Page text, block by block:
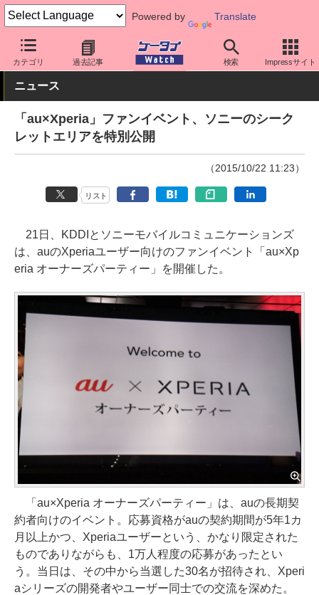
Powered by Translate
カテゴリ 過去記事 検索 Impressサイト
ケータイ Watch キャリア au Xperia
ニュース
「au×Xperia」ファンイベント、ソニーのシーク
レットエリアを特別公開
（2015/10/22 11:23）
リスト
21日、KDDIとソニーモバイルコミュニケーションズ
は、auのXperiaユーザー向けのファンイベント「au×Xp
eria オーナーズパーティー」を開催した。
「au×Xperia オーナーズパーティー」は、auの長期契
約者向けのイベント。応募資格がauの契約期間が5年1カ
月以上かつ、Xperiaユーザーという、かなり限定された
ものでありながらも、1万人程度の応募があったとい
う。当日は、その中から当選した30名が招待され、Xperi
aシリーズの開発者やユーザー同士での交流を深めた。